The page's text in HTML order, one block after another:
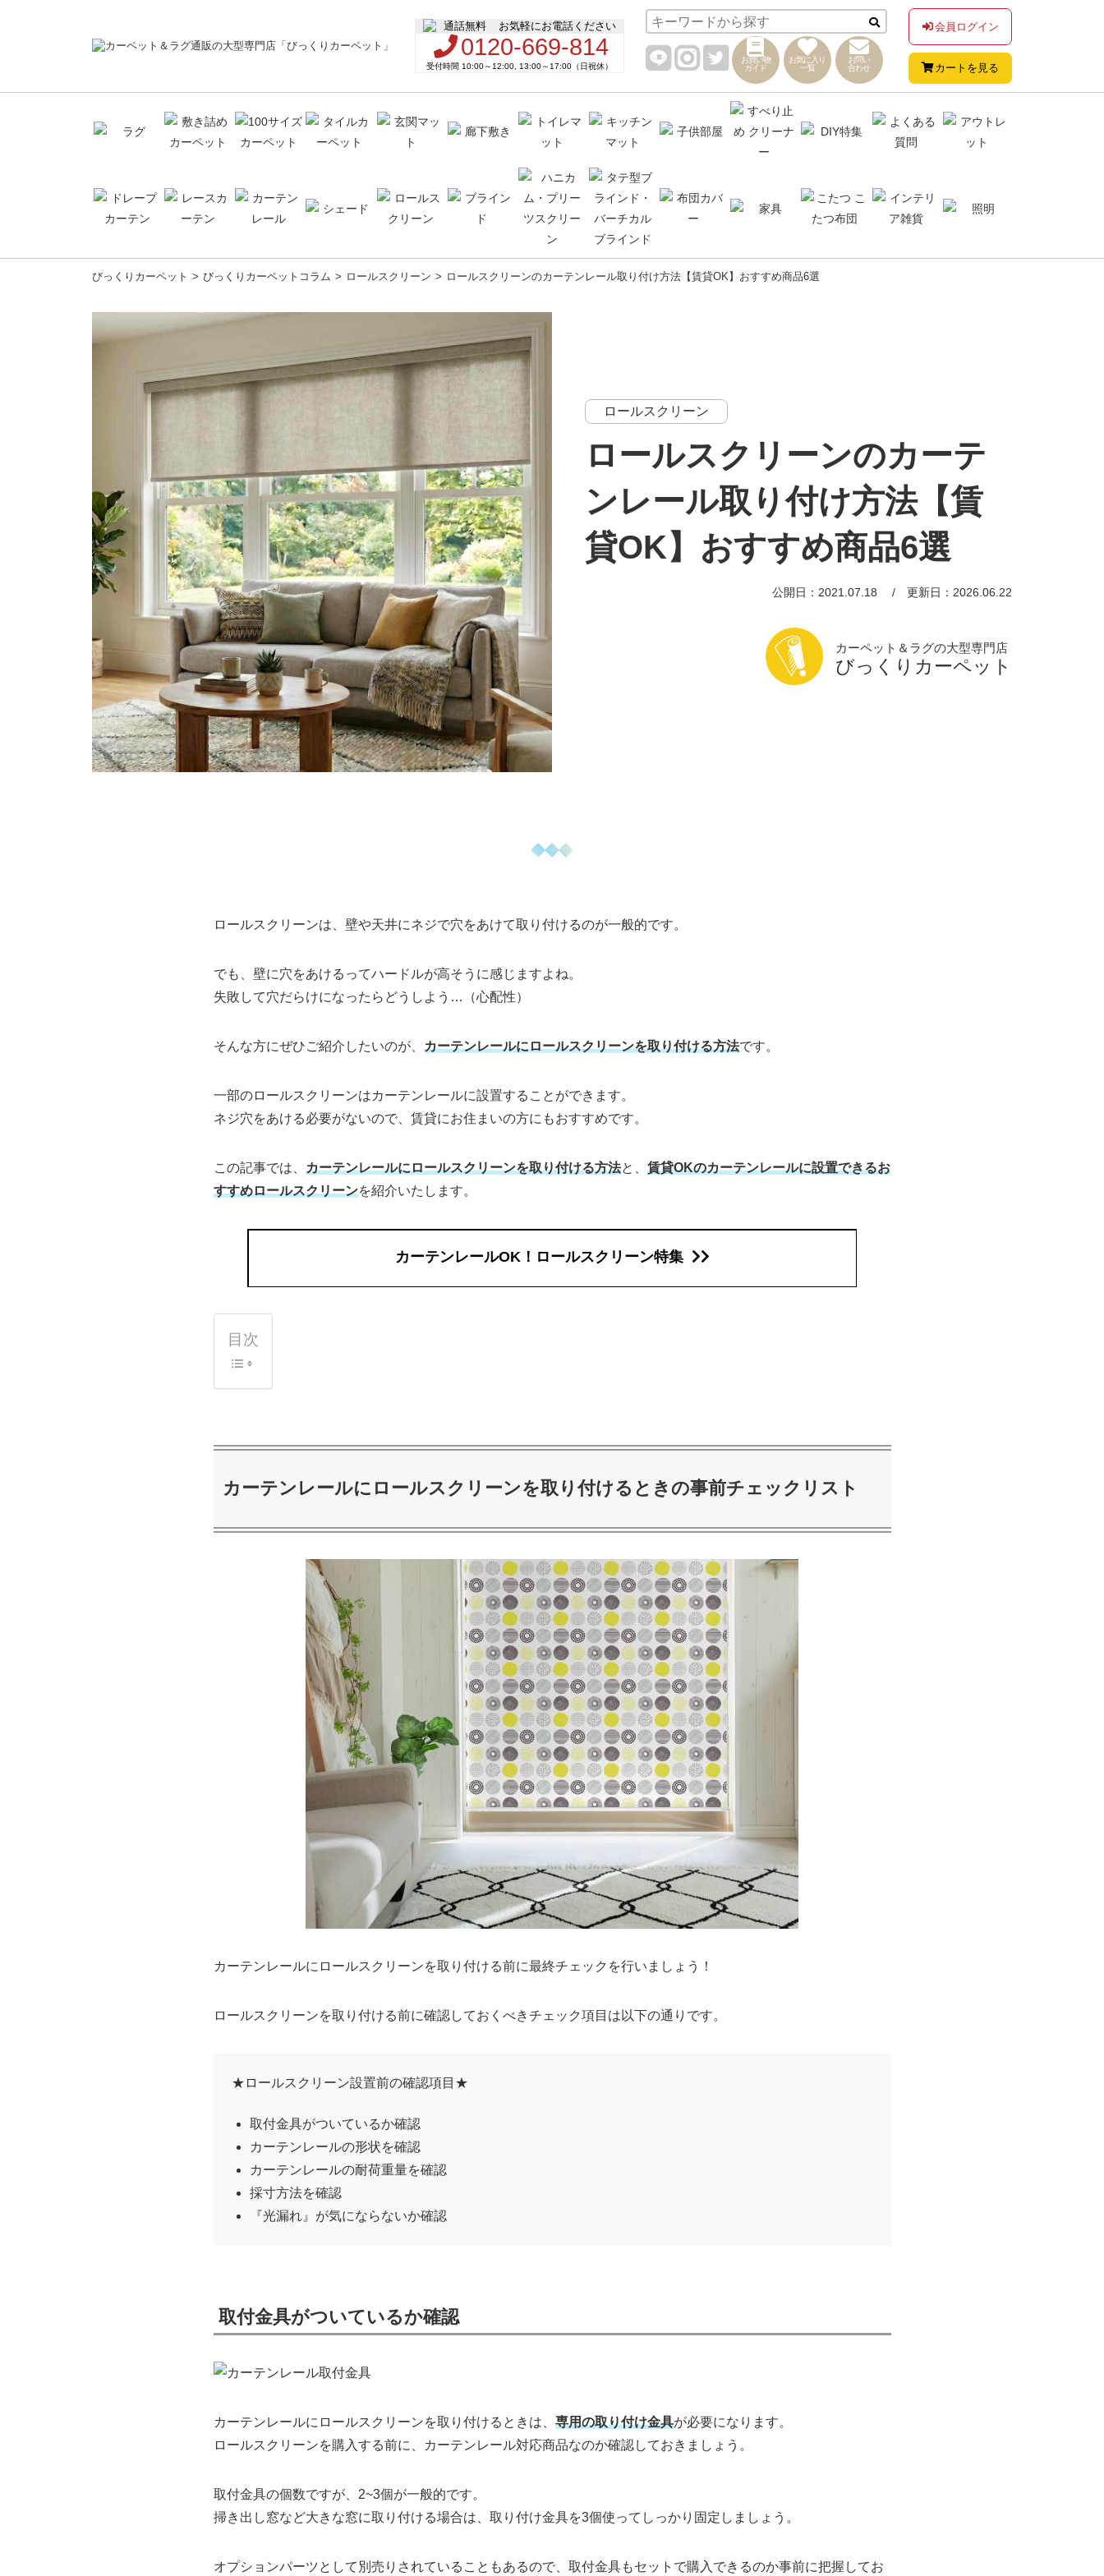
お気軽にお電話ください
0120-669-814
受付時間 10:00～12:00, 13:00～17:00（日祝休）
お買い物
ガイド
お気に入り
一覧
お問い
合わせ
会員ログイン
カートを見る
びっくりカーペット びっくりカーペットコラム ロールスクリーン ロールスクリーンのカーテンレール取り付け方法【賃貸OK】おすすめ商品6選
ロールスクリーン
ロールスクリーンのカーテ
ンレール取り付け方法【賃
貸OK】おすすめ商品6選
公開日：2021.07.18 更新日：2026.06.22
カーペット＆ラグの大型専門店
びっくりカーペット
ロールスクリーンは、壁や天井にネジで穴をあけて取り付けるのが一般的です。
でも、壁に穴をあけるってハードルが高そうに感じますよね。
失敗して穴だらけになったらどうしよう…（心配性）
そんな方にぜひご紹介したいのが、 カーテンレールにロールスクリーンを取り付ける方法です。
一部のロールスクリーンはカーテンレールに設置することができます。
ネジ穴をあける必要がないので、賃貸にお住まいの方にもおすすめです。
この記事では、 カーテンレールにロールスクリーンを取り付ける方法と、 賃貸OKのカーテンレールに設置できるお
すすめロールスクリーンを紹介いたします。
カーテンレールOK！ロールスクリーン特集
目次
カーテンレールにロールスクリーンを取り付けるときの事前チェックリスト
カーテンレールにロールスクリーンを取り付ける前に最終チェックを行いましょう！
ロールスクリーンを取り付ける前に確認しておくべきチェック項目は以下の通りです。
★ロールスクリーン設置前の確認項目★
取付金具がついているか確認
カーテンレールの形状を確認
カーテンレールの耐荷重量を確認
採寸方法を確認
『光漏れ』が気にならないか確認
取付金具がついているか確認
カーテンレールにロールスクリーンを取り付けるときは、 専用の取り付け金具が必要になります。
ロールスクリーンを購入する前に、カーテンレール対応商品なのか確認しておきましょう。
取付金具の個数ですが、2~3個が一般的です。
掃き出し窓など大きな窓に取り付ける場合は、取り付け金具を3個使ってしっかり固定しましょう。
オプションパーツとして別売りされていることもあるので、取付金具もセットで購入できるのか事前に把握してお